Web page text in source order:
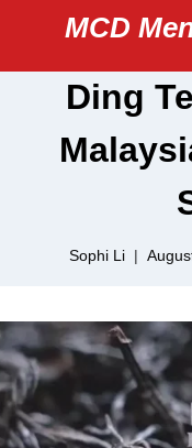
content
MCD
Ding
Sophi Li